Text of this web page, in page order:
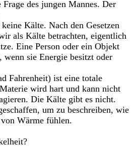
des jungen Mannes. Der
Kälte. Nach den Gesetzen
als Kälte betrachten, eigentlich
Eine Person oder ein Objekt
wenn sie Energie besitzt oder
Fahrenheit) ist eine totale
wird hart und kann nicht
Die Kälte gibt es nicht.
um zu beschreiben, wie
Wärme fühlen.